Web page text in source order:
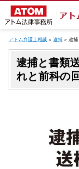
でお困
アトム弁護士相談 » 逮捕» 逮捕
逮捕と書類
れと前科の